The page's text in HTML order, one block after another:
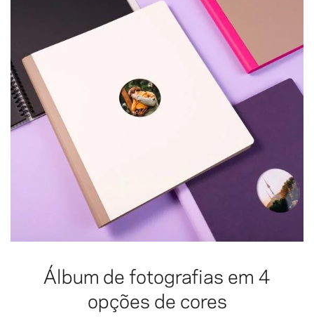
Álbum de fotografias em 4
opções de cores